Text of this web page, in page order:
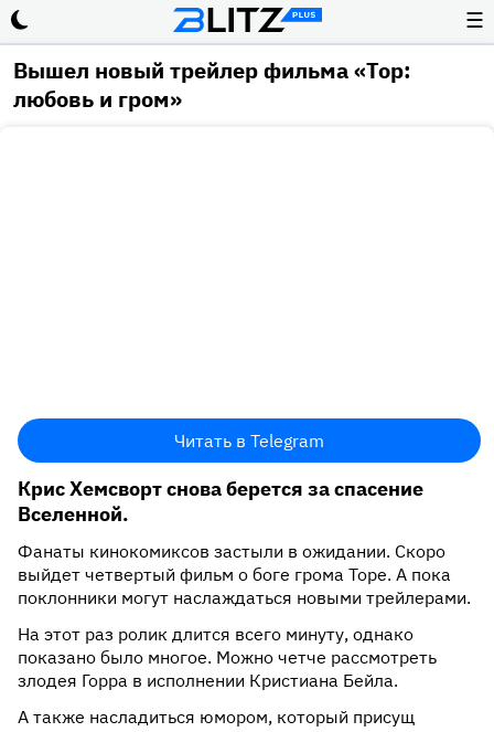
☰
Вышел новый трейлер фильма «Тор:
любовь и гром»
Читать в Telegram
Крис Хемсворт снова берется за спасение
Вселенной.
Фанаты кинокомиксов застыли в ожидании. Скоро
выйдет четвертый фильм о боге грома Торе. А пока
поклонники могут наслаждаться новыми трейлерами.
На этот раз ролик длится всего минуту, однако
показано было многое. Можно четче рассмотреть
злодея Горра в исполнении Кристиана Бейла.
А также насладиться юмором, который присущ